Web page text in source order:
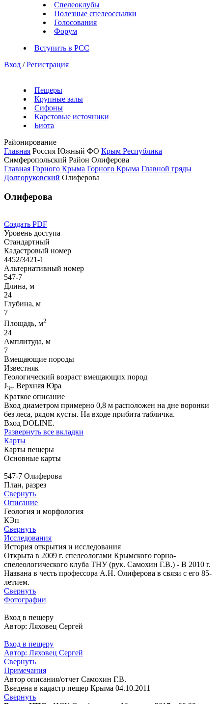
Спелеоклубы
Полезные спелеоссылки
Голосования
Форум
Вступить в РСС
Вход / Регистрация
Пещеры
Крупные залы
Сифоны
Карстовые источники
Биота
Районирование
Главная Россия Южный ФО Крым Республика
Симферопольский Район Олиферова
Главная Горного Крыма Горного Крыма Главной гряды
Долгоруковский Олиферова
Олиферова
Создать PDF
Уровень доступа
Стандартный
Кадастровый номер
4452/3421-1
Альтернативный номер
547-7
Длина, м
24
Глубина, м
7
Площадь, м2
24
Амплитуда, м
7
Вмещающие породы
Известняк
Геологический возраст вмещающих пород
J3tt Верхняя Юра
Краткое описание
Вход диаметром примерно 0,8 м расположен на дне воронки
без леса, рядом кусты. На входе прибита табличка.
Вход DOLINE.
Развернуть все вкладки
Карты
Карты пещеры
Основные карты
547-7 Олиферова
План, разрез
Свернуть
Описание
Геология и морфология
КЭп
Свернуть
Исследования
История открытия и исследования
Открыта в 2009 г. спелеологами Крымского горно-
спелеологического клуба ТНУ (рук. Самохин Г.В.) - В 2010 г.
Названа в честь профессора А.Н. Олиферова в связи с его 85-
летием.
Свернуть
Фотографии
Вход в пещеру
Автор: Ляховец Сергей
Вход в пещеру
Автор: Ляховец Сергей
Свернуть
Примечания
Автор описания/отчет Самохин Г.В.
Введена в кадастр пещер Крыма 04.10.2011
Свернуть